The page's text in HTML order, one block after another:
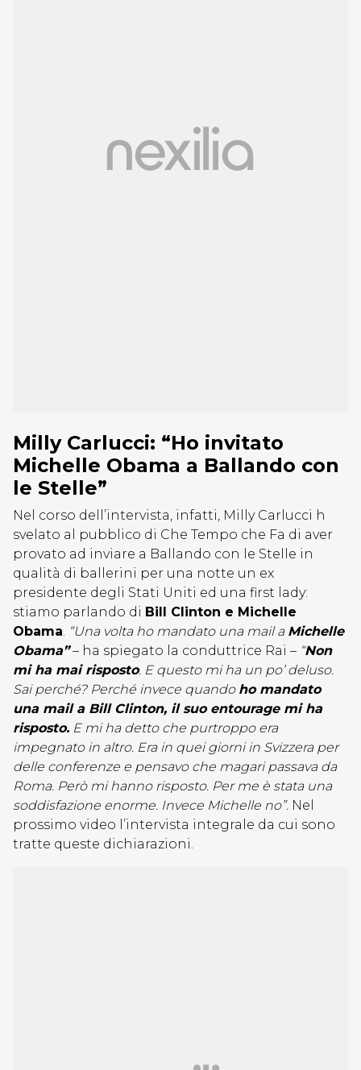
Milly Carlucci: “Ho invitato
Michelle Obama a Ballando con
le Stelle”
Nel corso dell’intervista, infatti, Milly Carlucci h
svelato al pubblico di Che Tempo che Fa di aver
provato ad inviare a Ballando con le Stelle in
qualità di ballerini per una notte un ex
presidente degli Stati Uniti ed una first lady:
stiamo parlando di Bill Clinton e Michelle
Obama. “Una volta ho mandato una mail a Michelle
Obama”– ha spiegato la conduttrice Rai – “Non
mi ha mai risposto. E questo mi ha un po’ deluso.
Sai perché? Perché invece quando ho mandato
una mail a Bill Clinton, il suo entourage mi ha
risposto. E mi ha detto che purtroppo era
impegnato in altro. Era in quei giorni in Svizzera per
delle conferenze e pensavo che magari passava da
Roma. Però mi hanno risposto. Per me è stata una
soddisfazione enorme. Invece Michelle no”. Nel
prossimo video l’intervista integrale da cui sono
tratte queste dichiarazioni.